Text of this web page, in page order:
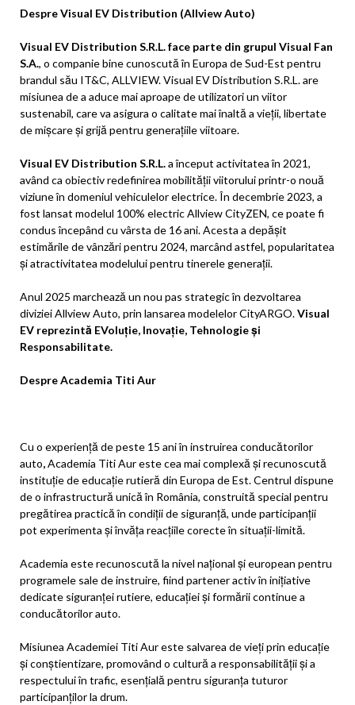
Despre Visual EV Distribution (Allview Auto)
Visual EV Distribution S.R.L. face parte din grupul Visual Fan
S.A., o companie bine cunoscută în Europa de Sud-Est pentru
brandul său IT&C, ALLVIEW. Visual EV Distribution S.R.L. are
misiunea de a aduce mai aproape de utilizatori un viitor
sustenabil, care va asigura o calitate mai înaltă a vieții, libertate
de mișcare și grijă pentru generațiile viitoare.
Visual EV Distribution S.R.L.a început activitatea în 2021,
având ca obiectiv redefinirea mobilității viitorului printr-o nouă
viziune în domeniul vehiculelor electrice. În decembrie 2023, a
fost lansat modelul 100% electric Allview CityZEN, ce poate fi
condus începând cu vârsta de 16 ani. Acesta a depășit
estimările de vânzări pentru 2024, marcând astfel, popularitatea
și atractivitatea modelului pentru tinerele generații.
Anul 2025 marchează un nou pas strategic în dezvoltarea
diviziei Allview Auto, prin lansarea modelelor CityARGO.Visual
EV reprezintă EVoluție, Inovație, Tehnologie și
Responsabilitate.
Despre Academia Titi Aur
Cu o experiență de peste 15 ani în instruirea conducătorilor
auto,Academia Titi Aur este cea mai complexă și recunoscută
instituție de educație rutieră din Europa de Est. Centrul dispune
de o infrastructură unică în România, construită special pentru
pregătirea practică în condiții de siguranță, unde participanții
pot experimenta și învăța reacțiile corecte în situații-limită.
Academia este recunoscută la nivel național și european pentru
programele sale de instruire, fiind partener activ în inițiative
dedicate siguranței rutiere, educației și formării continue a
conducătorilor auto.
Misiunea Academiei Titi Aur este salvarea de vieți prin educație
și conștientizare, promovând o cultură a responsabilității și a
respectului în trafic, esențială pentru siguranța tuturor
participanților la drum.